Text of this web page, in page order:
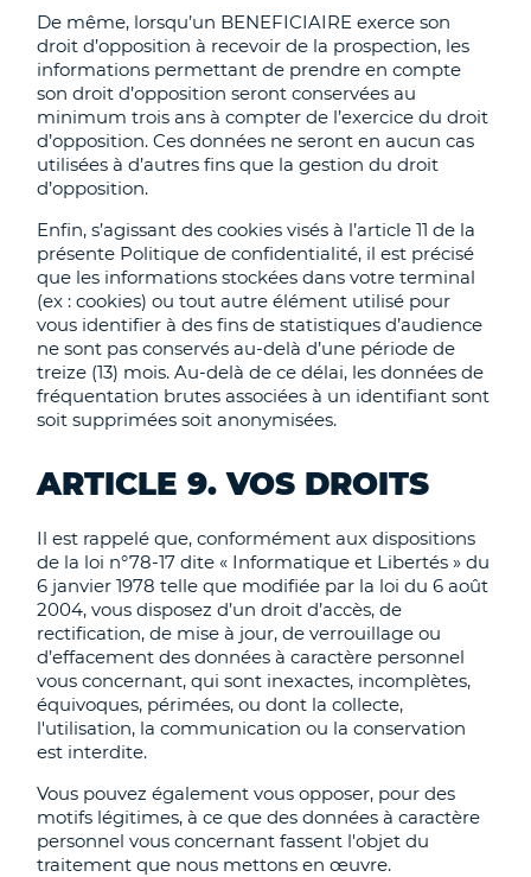
De même, lorsqu’un BENEFICIAIRE exerce son
droit d’opposition à recevoir de la prospection, les
informations permettant de prendre en compte
son droit d’opposition seront conservées au
minimum trois ans à compter de l’exercice du droit
d’opposition. Ces données ne seront en aucun cas
utilisées à d’autres fins que la gestion du droit
d’opposition.
Enfin, s’agissant des cookies visés à l’article 11 de la
présente Politique de confidentialité, il est précisé
que les informations stockées dans votre terminal
(ex : cookies) ou tout autre élément utilisé pour
vous identifier à des fins de statistiques d’audience
ne sont pas conservés au-delà d’une période de
treize (13) mois. Au-delà de ce délai, les données de
fréquentation brutes associées à un identifiant sont
soit supprimées soit anonymisées.
ARTICLE 9. VOS DROITS
Il est rappelé que, conformément aux dispositions
de la loi n°78-17 dite « Informatique et Libertés » du
6 janvier 1978 telle que modifiée par la loi du 6 août
2004, vous disposez d’un droit d’accès, de
rectification, de mise à jour, de verrouillage ou
d’effacement des données à caractère personnel
vous concernant, qui sont inexactes, incomplètes,
équivoques, périmées, ou dont la collecte,
l'utilisation, la communication ou la conservation
est interdite.
Vous pouvez également vous opposer, pour des
motifs légitimes, à ce que des données à caractère
personnel vous concernant fassent l'objet du
traitement que nous mettons en œuvre.